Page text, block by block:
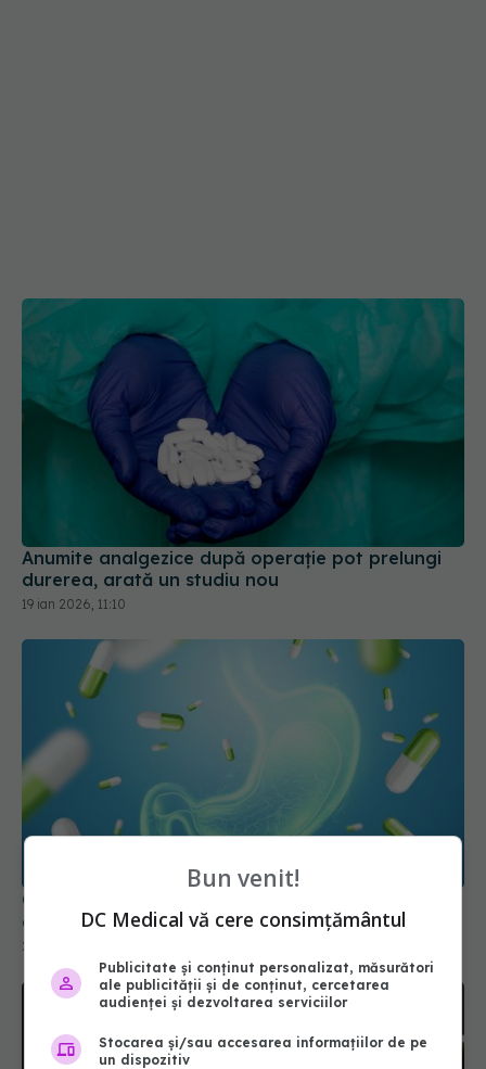
Anumite analgezice după operație pot prelungi
durerea, arată un studiu nou
19 ian 2026, 11:10
Ce trebuie să știi despre medicamentele pentru
acidul gastric. Legătura cu C. Difficile
25 mai 2026, 10:40
Bun venit!
DC Medical vă cere consimțământul
Publicitate și conținut personalizat, măsurători
ale publicității și de conținut, cercetarea
audienței și dezvoltarea serviciilor
Stocarea și/sau accesarea informațiilor de pe
un dispozitiv